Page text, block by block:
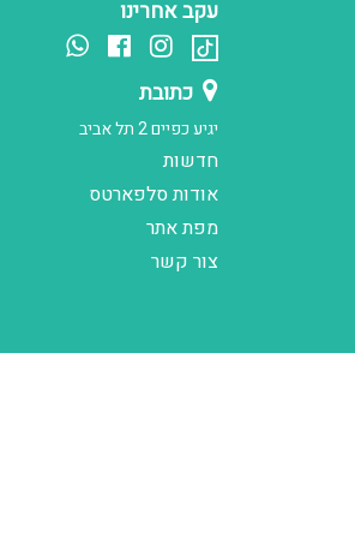
עקב אחרינו
כתובת
יגיע כפיים 2 תל אביב
חדשות
אודות סלפארטס
מפת אתר
צור קשר